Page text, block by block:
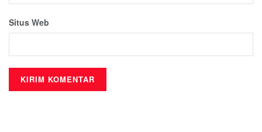
Situs Web